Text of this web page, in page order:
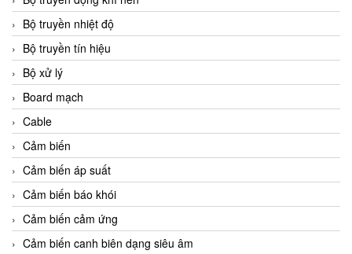
Bộ truyền nhiệt độ
Bộ truyền tín hiệu
Bộ xử lý
Board mạch
Cable
Cảm biến
Cảm biến áp suất
Cảm biến báo khói
Cảm biến cảm ứng
Cảm biến canh biên dạng siêu âm